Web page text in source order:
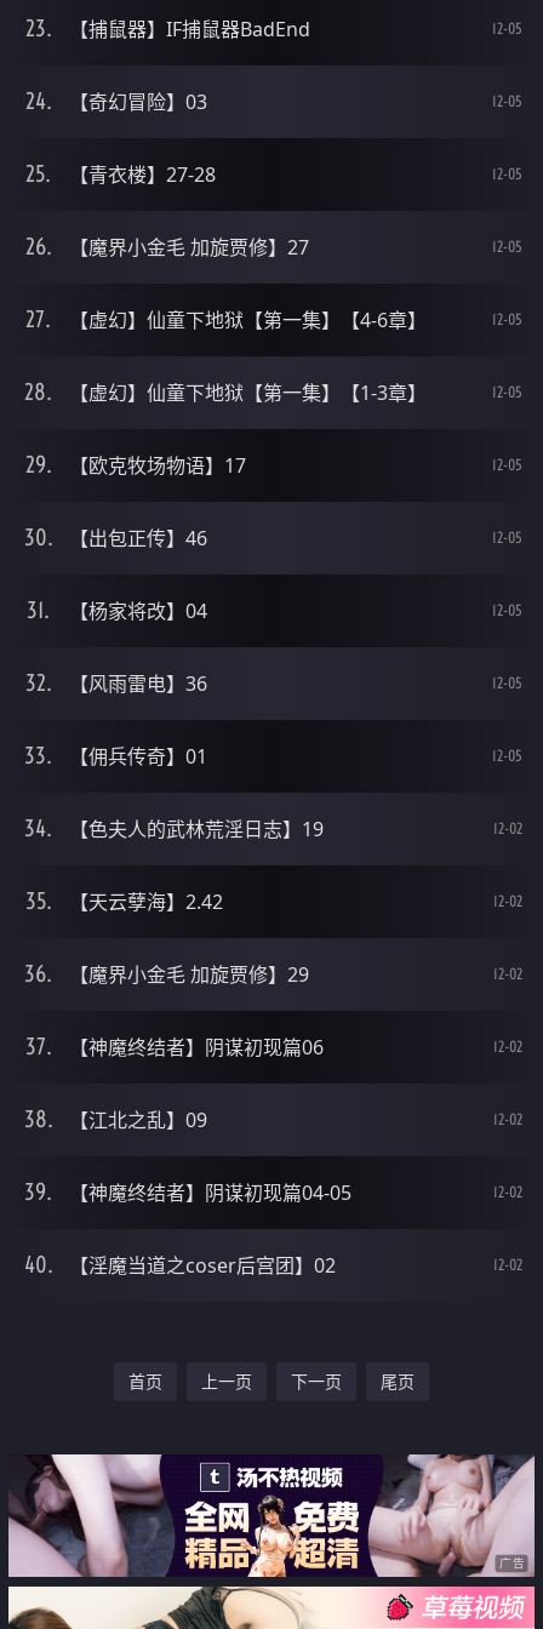
12-05
【捕鼠器】IF捕鼠器BadEnd
12-05
【奇幻冒险】03
12-05
【青衣楼】27-28
12-05
【魔界小金毛 加旋贾修】27
12-05
【虚幻】仙童下地狱【第一集】【4-6章】
12-05
【虚幻】仙童下地狱【第一集】【1-3章】
12-05
【欧克牧场物语】17
12-05
【出包正传】46
12-05
【杨家将改】04
12-05
【风雨雷电】36
12-05
【佣兵传奇】01
12-02
【色夫人的武林荒淫日志】19
12-02
【天云孽海】2.42
12-02
【魔界小金毛 加旋贾修】29
12-02
【神魔终结者】阴谋初现篇06
12-02
【江北之乱】09
12-02
【神魔终结者】阴谋初现篇04-05
12-02
【淫魔当道之coser后宫团】02
首页 上一页 下一页 尾页
广告